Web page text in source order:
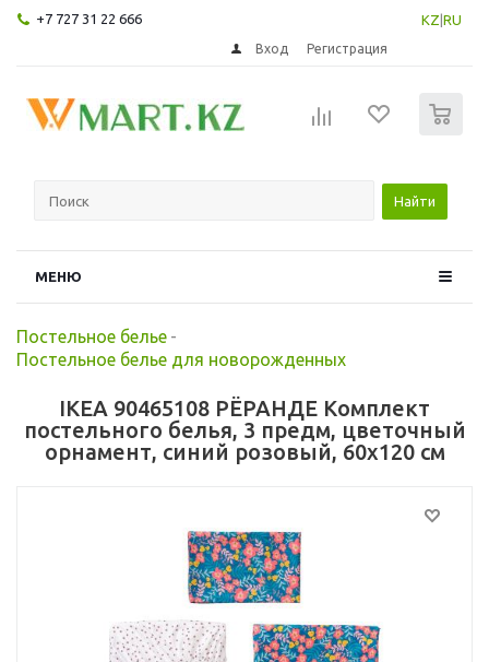
+7 727 31 22 666 KZ RU
Вход Регистрация
Найти
МЕНЮ
Постельное белье -
Постельное белье для новорожденных
IKEA 90465108 РЁРАНДЕ Комплект
постельного белья, 3 предм, цветочный
орнамент, синий розовый, 60x120 см